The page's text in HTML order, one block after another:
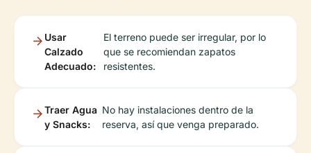
Usar
Calzado
Adecuado:
El terreno puede ser irregular, por lo
que se recomiendan zapatos
resistentes.
Traer Agua
y Snacks:
No hay instalaciones dentro de la
reserva, así que venga preparado.